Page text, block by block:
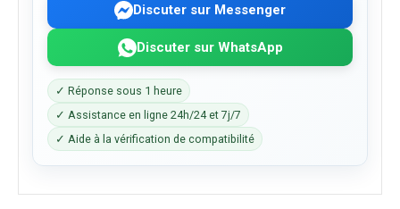
Discuter sur Messenger
Discuter sur WhatsApp
✓ Réponse sous 1 heure
✓ Assistance en ligne 24h/24 et 7j/7
✓ Aide à la vérification de compatibilité